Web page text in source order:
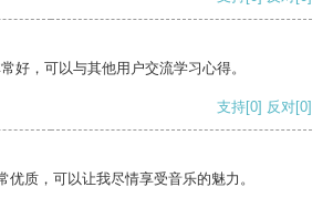
好，可以与其他用户交流学习心得。
支持[0] 反对[0]
优质，可以让我尽情享受音乐的魅力。